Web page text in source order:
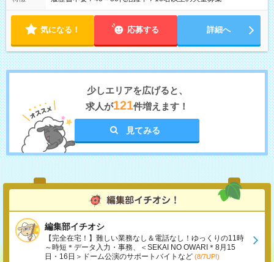
気になる！ 応募する 詳細へ
少しエリアを広げると、
求人が121件増えます！
見てみる
編集部イチオシ
【完全在宅！】難しい業務なし＆電話なし！ゆっくりの11時
～時短＊データ入力・事務、＜SEKAI NO OWARI＊8月15
日・16日＞ドーム公演のサポートバイトなど (8/7UP!)